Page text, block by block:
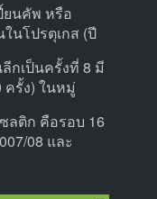
ยนคัพ หรือ
นโปรตุเกส (ปี
กเป็นครั้งที่ 8 มี
ครั้ง) ในหมู่
ลติก คือรอบ 16
08 และ